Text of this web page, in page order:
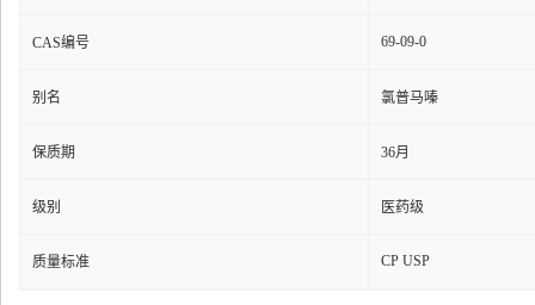
CAS编号 69-09-0
别名 氯普马嗪
保质期 36月
级别 医药级
质量标准 CP USP